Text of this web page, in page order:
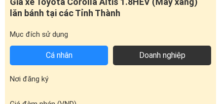
Giá đàm phán (VND)
Phí sử dụng đường bộ (01 năm)
Bảo hiểm trách nhiệm dân sự (01 năm)